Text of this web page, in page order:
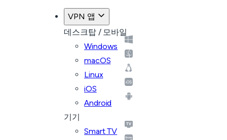
VPN 앱
데스크탑 / 모바일
Windows
macOS
Linux
iOS
Android
기기
Smart TV